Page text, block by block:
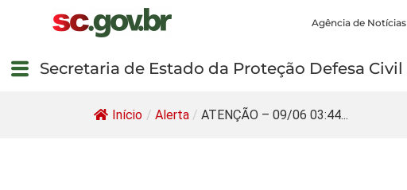
Agência de Notícias
Secretaria de Estado da Proteção Defesa Civil
Início / Alerta / ATENÇÃO – 09/06 03:44...